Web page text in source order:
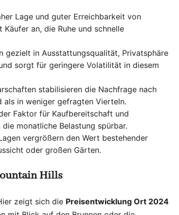
Lage und guter Erreichbarkeit von
an, die Ruhe und schnelle
gezielt in Ausstattungsqualität, Privatsphäre
sorgt für geringere Volatilität in diesem
stabilisieren die Nachfrage nach
als in weniger gefragten Vierteln.
Faktor für Kaufbereitschaft und
monatliche Belastung spürbar.
vergrößern den Wert bestehender
oder großen Gärten.
Hills
zeigt sich die Preisentwicklung Ort 2024